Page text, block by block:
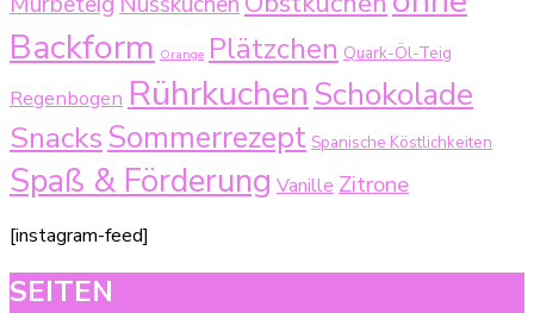
Backform Orange Plätzchen Quark-Öl-Teig
Regenbogen Rührkuchen Schokolade
SnacksSommerrezept Spanische Köstlichkeiten
Spaß & Förderung Vanille Zitrone
[instagram-feed]
SEITEN